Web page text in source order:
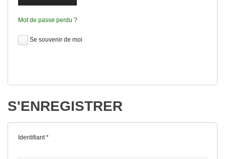
Mot de passe perdu ?
Se souvenir de moi
S'ENREGISTRER
Identifiant*